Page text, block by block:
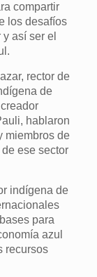
compartir
los desafíos
así ser el
rector de
de
hablaron
miembros de
ese sector
indígena de
para
azul
recursos